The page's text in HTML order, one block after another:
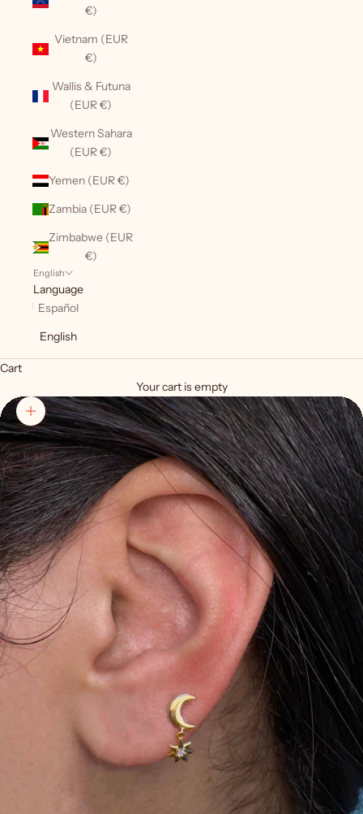
€)
Vietnam (EUR
€)
Wallis & Futuna
(EUR €)
Western Sahara
(EUR €)
Yemen (EUR €)
Zambia (EUR €)
Zimbabwe (EUR
€)
English
Language
Español
English
Cart
Your cart is empty
Zoom picture